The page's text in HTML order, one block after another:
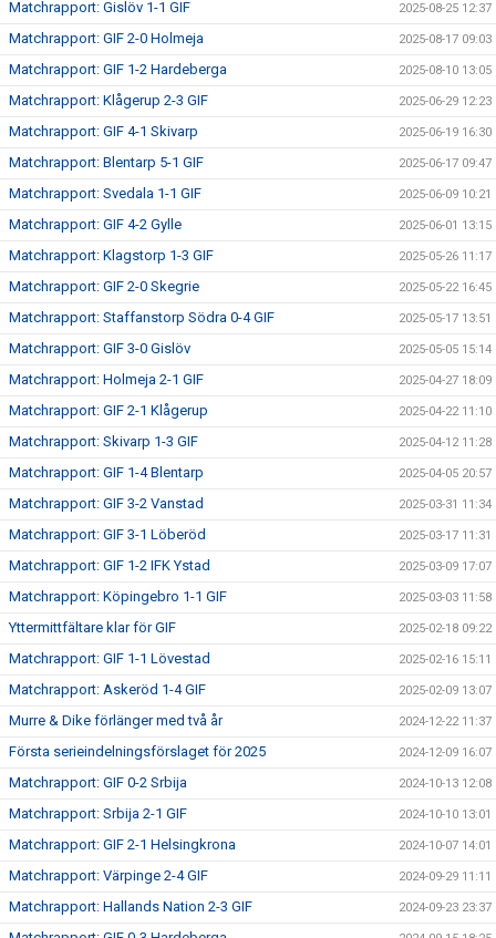
Matchrapport: Gislöv 1-1 GIF 2025-08-25 12:37
Matchrapport: GIF 2-0 Holmeja 2025-08-17 09:03
Matchrapport: GIF 1-2 Hardeberga 2025-08-10 13:05
Matchrapport: Klågerup 2-3 GIF 2025-06-29 12:23
Matchrapport: GIF 4-1 Skivarp 2025-06-19 16:30
Matchrapport: Blentarp 5-1 GIF 2025-06-17 09:47
Matchrapport: Svedala 1-1 GIF 2025-06-09 10:21
Matchrapport: GIF 4-2 Gylle 2025-06-01 13:15
Matchrapport: Klagstorp 1-3 GIF 2025-05-26 11:17
Matchrapport: GIF 2-0 Skegrie 2025-05-22 16:45
Matchrapport: Staffanstorp Södra 0-4 GIF 2025-05-17 13:51
Matchrapport: GIF 3-0 Gislöv 2025-05-05 15:14
Matchrapport: Holmeja 2-1 GIF 2025-04-27 18:09
Matchrapport: GIF 2-1 Klågerup 2025-04-22 11:10
Matchrapport: Skivarp 1-3 GIF 2025-04-12 11:28
Matchrapport: GIF 1-4 Blentarp 2025-04-05 20:57
Matchrapport: GIF 3-2 Vanstad 2025-03-31 11:34
Matchrapport: GIF 3-1 Löberöd 2025-03-17 11:31
Matchrapport: GIF 1-2 IFK Ystad 2025-03-09 17:07
Matchrapport: Köpingebro 1-1 GIF 2025-03-03 11:58
Yttermittfältare klar för GIF 2025-02-18 09:22
Matchrapport: GIF 1-1 Lövestad 2025-02-16 15:11
Matchrapport: Askeröd 1-4 GIF 2025-02-09 13:07
Murre & Dike förlänger med två år 2024-12-22 11:37
Första serieindelningsförslaget för 2025 2024-12-09 16:07
Matchrapport: GIF 0-2 Srbija 2024-10-13 12:08
Matchrapport: Srbija 2-1 GIF 2024-10-10 13:01
Matchrapport: GIF 2-1 Helsingkrona 2024-10-07 14:01
Matchrapport: Värpinge 2-4 GIF 2024-09-29 11:11
Matchrapport: Hallands Nation 2-3 GIF 2024-09-23 23:37